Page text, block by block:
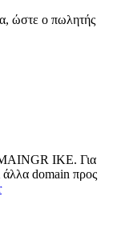
ώστε ο πωλητής
ΙΚΕ. Για
άλλα domain προς